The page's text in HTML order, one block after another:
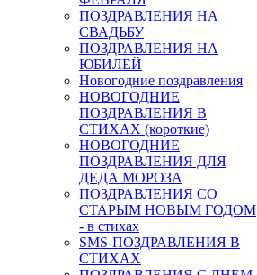
ПОЗДРАВЛЕНИЯ НА
СВАДЬБУ
ПОЗДРАВЛЕНИЯ НА
ЮБИЛЕЙ
Новогодние поздравления
НОВОГОДНИЕ
ПОЗДРАВЛЕНИЯ В
СТИХАХ (короткие)
НОВОГОДНИЕ
ПОЗДРАВЛЕНИЯ ДЛЯ
ДЕДА МОРОЗА
ПОЗДРАВЛЕНИЯ СО
СТАРЫМ НОВЫМ ГОДОМ
- в стихах
SMS-ПОЗДРАВЛЕНИЯ В
СТИХАХ